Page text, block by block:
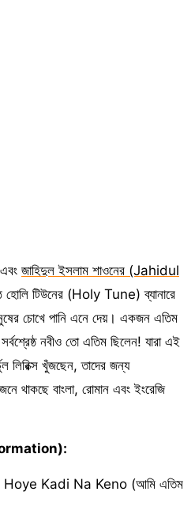
জাহিদুল ইসলাম শাওনের (Jahidul
হোলি টিউনের (Holy Tune) ব্যানারে
চোখে পানি এনে দেয়। একজন এতিম
নবীও তো এতিম ছিলেন! যারা এই
লিরিক্স খুঁজছেন, তাদের জন্য
বাংলা, রোমান এবং ইংরেজি
Kadi Na Keno (আমি এতিম